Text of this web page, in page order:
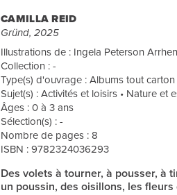
CAMILLA REID
Gründ, 2025
Illustrations de : Ingela Peterson
Collection : -
Type(s) d'ouvrage : Albums tout carton
Sujet(s) : Activités et loisirs • Nature et
Âges : 0 à 3 ans
Sélection(s) : -
Nombre de pages : 8
ISBN : 9782324036293
Des volets à tourner, à pousser, à
un poussin, des oisillons, les